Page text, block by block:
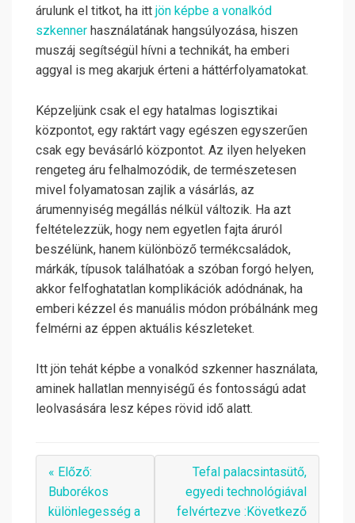
árulunk el titkot, ha itt jön képbe a vonalkód
szkenner használatának hangsúlyozása, hiszen
muszáj segítségül hívni a technikát, ha emberi
aggyal is meg akarjuk érteni a háttérfolyamatokat.
Képzeljünk csak el egy hatalmas logisztikai
központot, egy raktárt vagy egészen egyszerűen
csak egy bevásárló központot. Az ilyen helyeken
rengeteg áru felhalmozódik, de természetesen
mivel folyamatosan zajlik a vásárlás, az
árumennyiség megállás nélkül változik. Ha azt
feltételezzük, hogy nem egyetlen fajta áruról
beszélünk, hanem különböző termékcsaládok,
márkák, típusok találhatóak a szóban forgó helyen,
akkor felfoghatatlan komplikációk adódnának, ha
emberi kézzel és manuális módon próbálnánk meg
felmérni az éppen aktuális készleteket.
Itt jön tehát képbe a vonalkód szkenner használata,
aminek hallatlan mennyiségű és fontosságú adat
leolvasására lesz képes rövid idő alatt.
« Előző:
Buborékos
különlegesség a
Tefal palacsintasütő,
egyedi technológiával
felvértezve :Következő